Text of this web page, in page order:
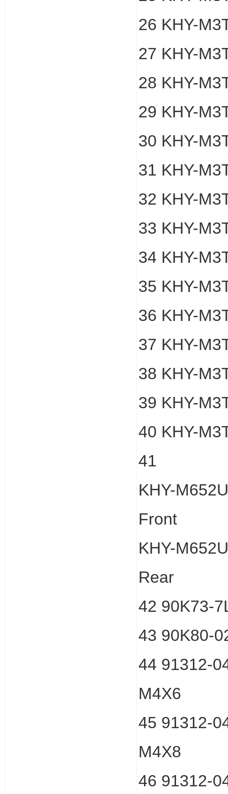
26 KHY-
27 KHY-
28 KHY-
29 KHY-
30 KHY-
31 KHY-
32 KHY-
33 KHY-
34 KHY-
35 KHY-
36 KHY-
37 KHY-
38 KHY-
39 KHY-
40 KHY-
41
KHY-
Front
KHY-
Rear
42 90K73-
43 90K80-
44 91312-
M4X6
45 91312-
M4X8
46 91312-